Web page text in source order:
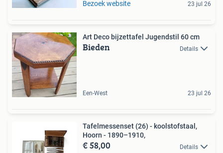
Bezoek website 23 jul 26
Art Deco bijzettafel Jugendstil 60 cm
Bieden Details
Een-West 23 jul 26
Tafelmessenset (26) - koolstofstaal,
Hoorn - 1890–1910,
€ 58,00 Details